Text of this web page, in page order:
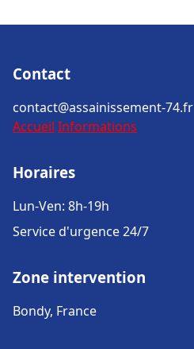
Contact
contact@assainissement-74.fr
Accueil Informations
Horaires
Lun-Ven: 8h-19h
Service d'urgence 24/7
Zone intervention
Bondy, France